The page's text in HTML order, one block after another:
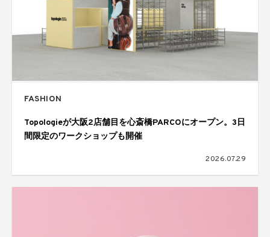
FASHION
Topologieが大阪2店舗目を心斎橋PARCOにオープン。3日
間限定のワークショップも開催
2026.07.29